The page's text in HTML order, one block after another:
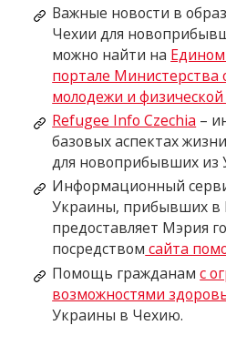
Важные новости в
Чехии для
можно найти на
портале Министерства
молодежи и
Refugee Info Czechia –
базовых аспектах
для новоприбывших из
Информационный
Украины, прибывших в
предоставляет Мэрия
посредством сайта
Помощь гражданамс
возможностями
Украины в Чехию.